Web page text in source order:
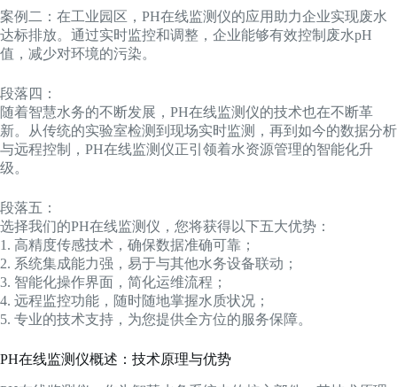
案例二：在工业园区，PH在线监测仪的应用助力企业实现废水
达标排放。通过实时监控和调整，企业能够有效控制废水pH
值，减少对环境的污染。
段落四：
随着智慧水务的不断发展，PH在线监测仪的技术也在不断革
新。从传统的实验室检测到现场实时监测，再到如今的数据分析
与远程控制，PH在线监测仪正引领着水资源管理的智能化升
级。
段落五：
选择我们的PH在线监测仪，您将获得以下五大优势：
1. 高精度传感技术，确保数据准确可靠；
2. 系统集成能力强，易于与其他水务设备联动；
3. 智能化操作界面，简化运维流程；
4. 远程监控功能，随时随地掌握水质状况；
5. 专业的技术支持，为您提供全方位的服务保障。
PH在线监测仪概述：技术原理与优势